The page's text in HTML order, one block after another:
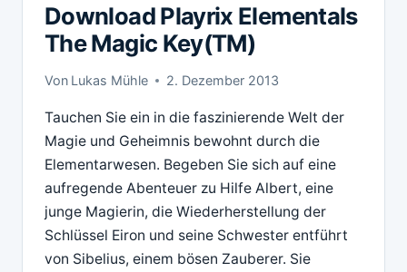
Download Playrix Elementals
The Magic Key(TM)
Von Lukas Mühle 2. Dezember 2013
Tauchen Sie ein in die faszinierende Welt der
Magie und Geheimnis bewohnt durch die
Elementarwesen. Begeben Sie sich auf eine
aufregende Abenteuer zu Hilfe Albert, eine
junge Magierin, die Wiederherstellung der
Schlüssel Eiron und seine Schwester entführt
von Sibelius, einem bösen Zauberer. Sie